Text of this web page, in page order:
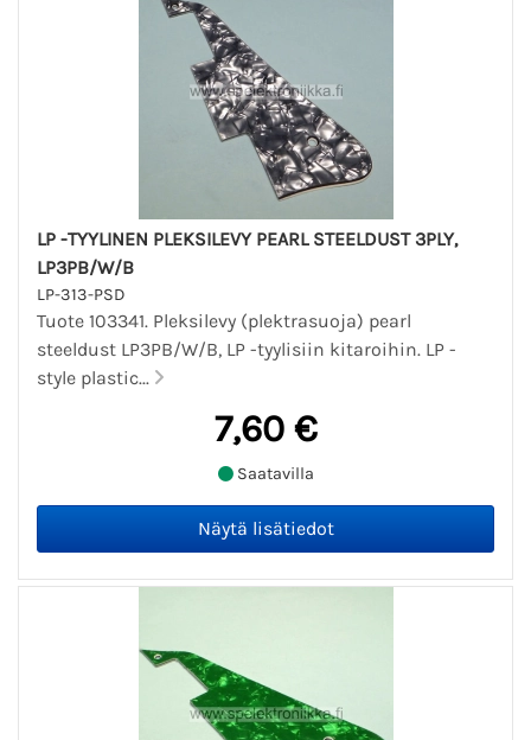
LP -TYYLINEN PLEKSILEVY PEARL STEELDUST 3PLY,
LP3PB/W/B
LP-313-PSD
Tuote 103341. Pleksilevy (plektrasuoja) pearl
steeldust LP3PB/W/B, LP -tyylisiin kitaroihin. LP -
style plastic...
7,60 €
Saatavilla